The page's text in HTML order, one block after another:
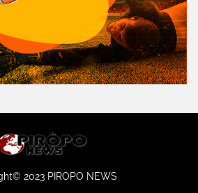
2023 PIROPO NEWS